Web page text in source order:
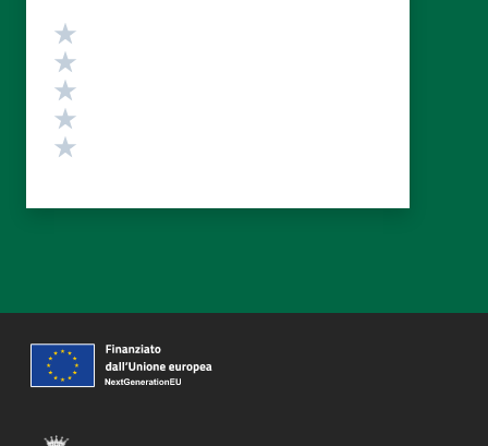
Valutazione